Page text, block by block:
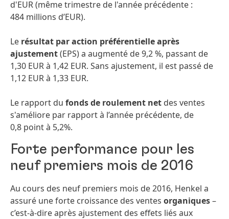
d'EUR (même trimestre de l'année précédente :
484 millions d’EUR).
Le résultat par action préférentielle après
ajustement(EPS) a augmenté de 9,2 %, passant de
1,30 EUR à 1,42 EUR. Sans ajustement, il est passé de
1,12 EUR à 1,33 EUR.
Le rapport du fonds de roulement net des ventes
s'améliore par rapport à l’année précédente, de
0,8 point à 5,2%.
Forte performance pour les
neuf premiers mois de 2016
Au cours des neuf premiers mois de 2016, Henkel a
assuré une forte croissance des ventes organiques–
c’est-à-dire après ajustement des effets liés aux